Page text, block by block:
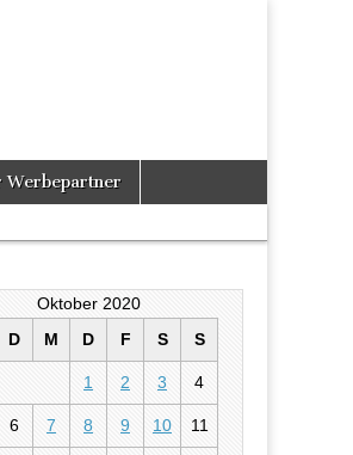
Werbepartner
Oktober 2020
D M D F S S
1 2 3 4
6 7 8 9 10 11